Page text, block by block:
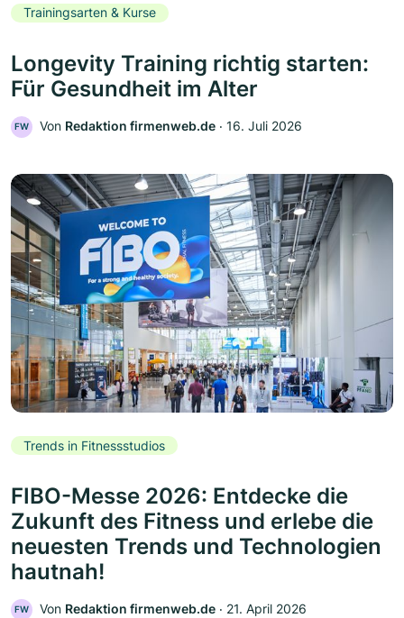
Trainingsarten & Kurse
Longevity Training richtig starten:
Für Gesundheit im Alter
FW Von Redaktion firmenweb.de ‧ 16. Juli 2026
Trends in Fitnessstudios
FIBO-Messe 2026: Entdecke die
Zukunft des Fitness und erlebe die
neuesten Trends und Technologien
hautnah!
FW Von Redaktion firmenweb.de ‧ 21. April 2026